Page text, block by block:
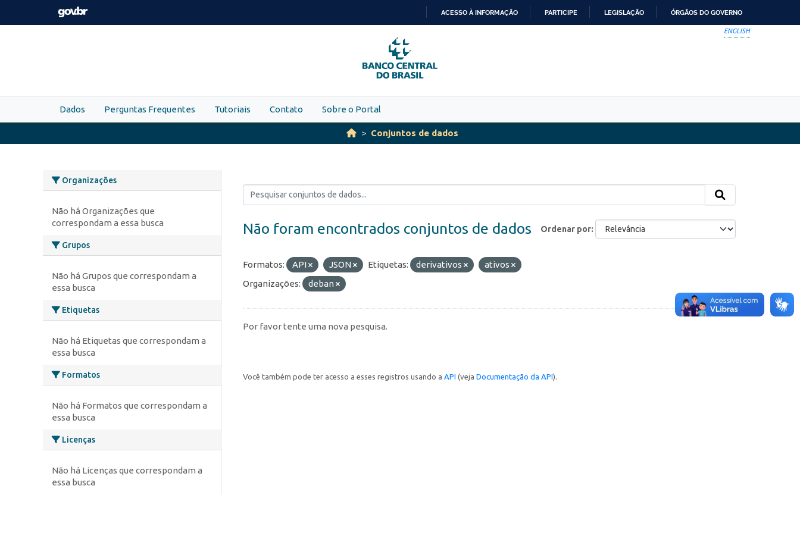
Skip to main content
PARA
O
CONTEÚDO
ACESSO À INFORMAÇÃO PARTICIPE LEGISLAÇÃO ÓRGÃOS DO GOVERNO
ENGLISH
Dados Perguntas Frequentes Tutoriais Contato Sobre o Portal
Conjuntos de dados
Organizações
Não há Organizações que
correspondam a essa busca
Grupos
Não há Grupos que correspondam a
essa busca
Etiquetas
Não há Etiquetas que correspondam a
essa busca
Formatos
Não há Formatos que correspondam a
essa busca
Licenças
Não há Licenças que correspondam a
essa busca
Ordenar por
Não foram encontrados conjuntos de dados
Formatos: API JSON Etiquetas: derivativos
ativos
Organizações:
deban
Por favor tente uma nova pesquisa.
Você também pode ter acesso a esses registros usando a API (veja Documentação da API).